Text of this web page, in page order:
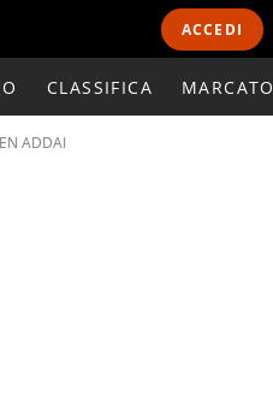
ACCEDI
CLASSIFICA
ADDAI